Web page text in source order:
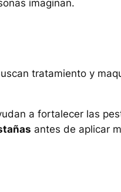
imaginan.
tratamiento y
a fortalecer las
antes de aplicar